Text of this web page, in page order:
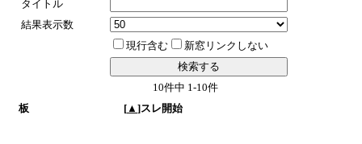
タイトル
結果表示数
現行含む
新窓リンクしない
10件中 1-10件
板
[▲ ]スレ開始